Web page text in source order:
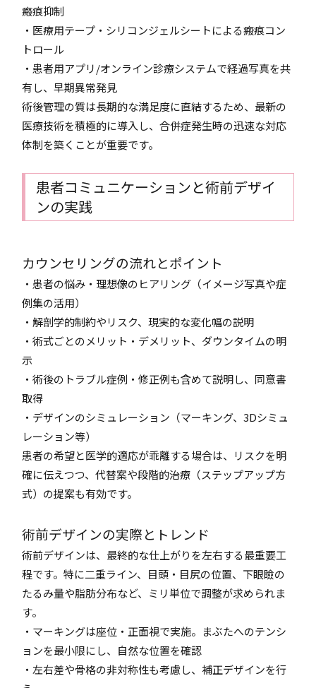
瘢痕抑制
・医療用テープ・シリコンジェルシートによる瘢痕コン
トロール
・患者用アプリ/オンライン診療システムで経過写真を共
有し、早期異常発見
術後管理の質は長期的な満足度に直結するため、最新の
医療技術を積極的に導入し、合併症発生時の迅速な対応
体制を築くことが重要です。
患者コミュニケーションと術前デザイ
ンの実践
カウンセリングの流れとポイント
・患者の悩み・理想像のヒアリング（イメージ写真や症
例集の活用）
・解剖学的制約やリスク、現実的な変化幅の説明
・術式ごとのメリット・デメリット、ダウンタイムの明
示
・術後のトラブル症例・修正例も含めて説明し、同意書
取得
・デザインのシミュレーション（マーキング、3Dシミュ
レーション等）
患者の希望と医学的適応が乖離する場合は、リスクを明
確に伝えつつ、代替案や段階的治療（ステップアップ方
式）の提案も有効です。
術前デザインの実際とトレンド
術前デザインは、最終的な仕上がりを左右する最重要工
程です。特に二重ライン、目頭・目尻の位置、下眼瞼の
たるみ量や脂肪分布など、ミリ単位で調整が求められま
す。
・マーキングは座位・正面視で実施。まぶたへのテンシ
ョンを最小限にし、自然な位置を確認
・左右差や骨格の非対称性も考慮し、補正デザインを行